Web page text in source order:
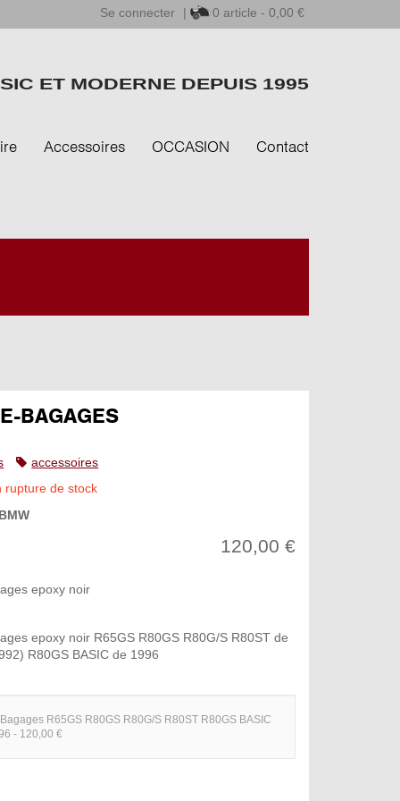
Se connecter | 0 article - 0,00 €
ET MODERNE DEPUIS 1995
Accessoires OCCASION Contact
BAGAGES
accessoires
rupture de stock
BMW
120,00 €
epoxy noir
epoxy noir R65GS R80GS R80G/S R80ST de
R80GS BASIC de 1996
R65GS R80GS R80G/S R80ST R80GS BASIC
- 120,00 €